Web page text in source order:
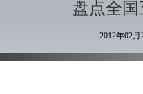
盘点全
2012年02